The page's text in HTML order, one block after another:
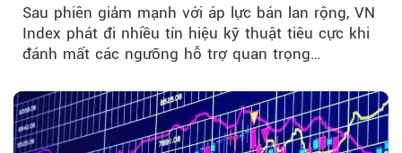
Sau phiên giảm mạnh với áp lực bán lan rộng, VN
Index phát đi nhiều tín hiệu kỹ thuật tiêu cực khi
đánh mất các ngưỡng hỗ trợ quan trọng…